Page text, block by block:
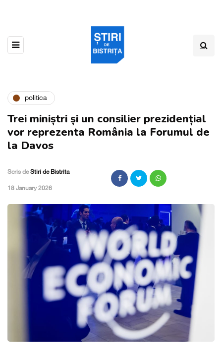
politica
Trei miniștri și un consilier prezidențial
vor reprezenta România la Forumul de
la Davos
Scris deStiri de Bistrita
,18 January 2026